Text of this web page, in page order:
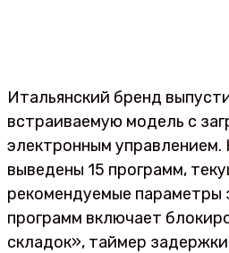
Итальянский бренд
встраиваемую модель с
электронным управлением.
выведены 15 программ,
рекомендуемые параметры
программ включает
складок», таймер